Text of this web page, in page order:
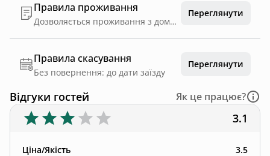
Правила проживання
Дозволяється проживання з домашніми тваринами (собаками малих порід (до 30 см у холці та вагою до 5 кг) тільки при попередньому погодженні. Котедж залишає за собою право визначати припустимість проживання даної домашньої тварини у кожному конкретному випадку. Попередньо необхідно уточнювати. Також додатково за проживання тварин стягується оплата 500 грн.
Переглянути
Правила скасування
Без повернення: до дати заїзду
Переглянути
Відгуки гостей Як це працює?
3.1
Ціна/Якість 3.5